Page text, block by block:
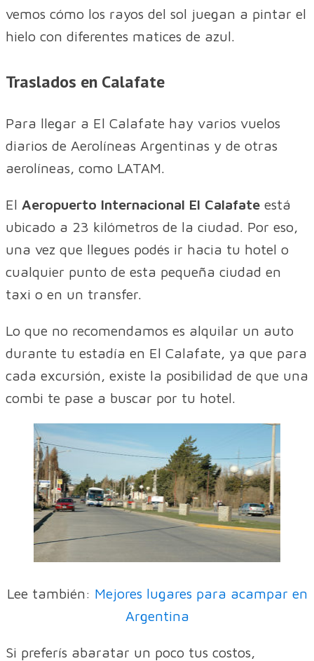
vemos cómo los rayos del sol juegan a pintar el
hielo con diferentes matices de azul.
Traslados en Calafate
Para llegar a El Calafate hay varios vuelos
diarios de Aerolíneas Argentinas y de otras
aerolíneas, como LATAM.
El Aeropuerto Internacional El Calafate está
ubicado a 23 kilómetros de la ciudad. Por eso,
una vez que llegues podés ir hacia tu hotel o
cualquier punto de esta pequeña ciudad en
taxi o en un transfer.
Lo que no recomendamos es alquilar un auto
durante tu estadía en El Calafate, ya que para
cada excursión, existe la posibilidad de que una
combi te pase a buscar por tu hotel.
Lee también: Mejores lugares para acampar en
Argentina
Si preferís abaratar un poco tus costos,